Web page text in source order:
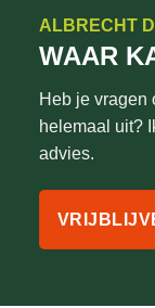
ALBRECHT
WAAR
Heb je vragen
helemaal uit?
advies.